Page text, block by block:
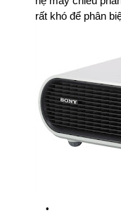
rất khó để phân